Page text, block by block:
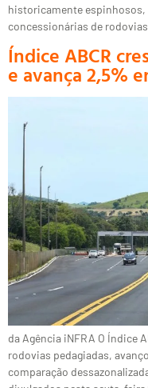
historicamente espinhosos,
concessionárias de
Índice ABCR
e avança 2,5%
da Agência iNFRA O Índice
rodovias pedagiadas,
comparação